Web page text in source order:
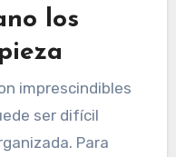
los
imprescindibles
ser difícil
Para